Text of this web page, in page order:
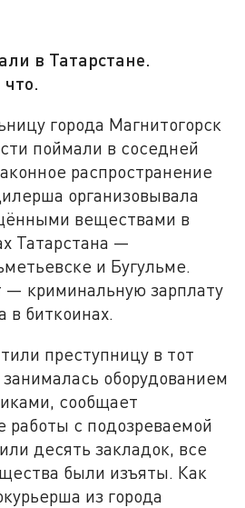
в Татарстане.
города Магнитогорск
поймали в соседней
распространение
организовывала
веществами в
Татарстана —
и Бугульме.
криминальную зарплату
биткоинах.
преступницу в тот
оборудованием
сообщает
работы с подозреваемой
десять закладок, все
были изъяты. Как
из города